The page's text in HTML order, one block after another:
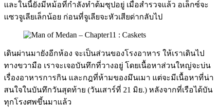
และในนี้ยังมีหม้อที่กำลังทำต้มซุปอยู่ เมื่อสำรวจแล้ว อเล็กซ์จะ
แซวจูเลียเล็กน้อย ก่อนที่จูเลียจะหัวเสียด่ากลับไป
เดินผ่านมายังอีกห้อง จะเป็นส่วนของโรงอาหาร ให้เราเดินไป
ทางขวามือ เราจะเจอบันทึกที่วางอยู่ โดยเนื้อหาส่วนใหญ่จะบ่น
เรื่องอาหารการกิน และกฎที่ห้ามของมึนเมา แต่จะมีเนื้อหาที่น่า
สนใจในบันทึกวันสุดท้าย (วันเสาร์ที่ 21 มิย.) หลังจากที่เรือได้บัน
ทุกโรงศพขึ้นมาแล้ว